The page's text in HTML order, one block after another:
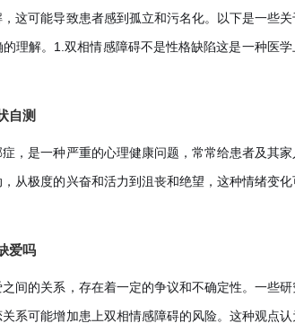
这可能导致患者感到孤立和污名化。以下是一些
理解。1.双相情感障碍不是性格缺陷这是一种医
自测
，是一种严重的心理健康问题，常常给患者及其
从极度的兴奋和活力到沮丧和绝望，这种情绪变
爱吗
间的关系，存在着一定的争议和不确定性。一些
系可能增加患上双相情感障碍的风险。这种观点